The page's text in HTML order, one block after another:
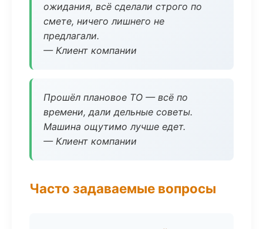
ожидания, всё сделали строго по
смете, ничего лишнего не
предлагали.
— Клиент компании
Прошёл плановое ТО — всё по
времени, дали дельные советы.
Машина ощутимо лучше едет.
— Клиент компании
Часто задаваемые вопросы